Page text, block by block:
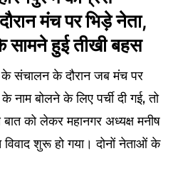
मंच पर भिड़े नेता,
के सामने हुई तीखी बहस
के संचालन के दौरान जब मंच पर
नाम बोलने के लिए पर्ची दी गई, तो
को लेकर महानगर अध्यक्ष मनीष
शुरू हो गया। दोनों नेताओं के